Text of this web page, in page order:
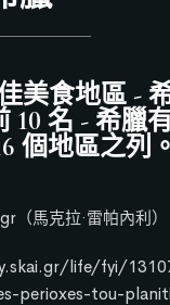
美食地區 -
10 名 - 希臘
個地區之列。
（馬克拉·雷帕內利）
life/fyi/
perioxes-tou-